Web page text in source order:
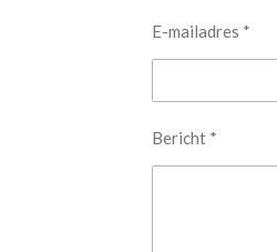
E-mailadres *
Bericht *